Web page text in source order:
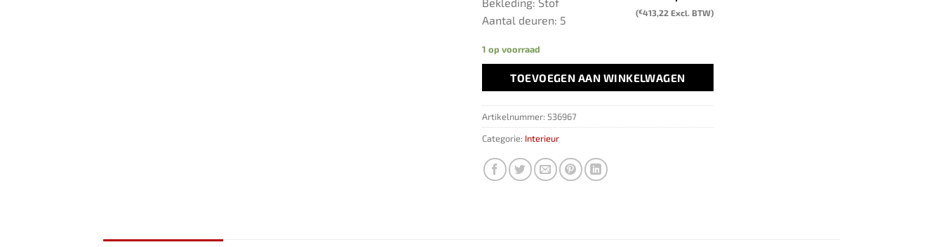
(€413,22 Excl. BTW)
Aantal deuren: 5
1 op voorraad
TOEVOEGEN AAN WINKELWAGEN
Artikelnummer: 536967
Categorie: Interieur